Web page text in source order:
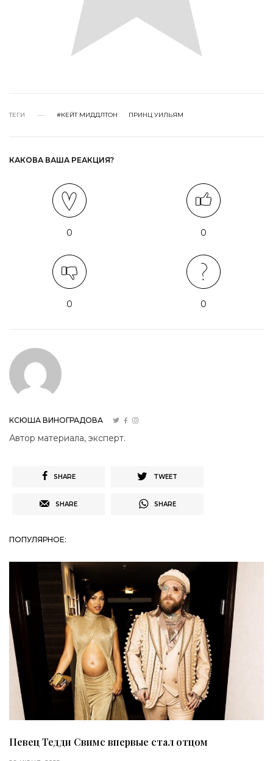
ТЕГИ #КЕЙТ МИДДЛТОН ПРИНЦ УИЛЬЯМ
КАКОВА ВАША РЕАКЦИЯ?
0 0
0 0
КСЮША ВИНОГРАДОВА
Автор материала, эксперт.
SHARE TWEET
SHARE SHARE
ПОПУЛЯРНОЕ:
Певец Тедди Свимс впервые стал отцом